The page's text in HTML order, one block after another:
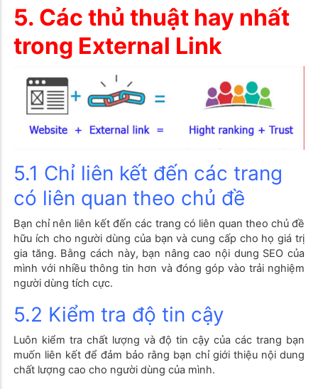
5. Các thủ thuật hay nhất
trong External Link
5.1 Chỉ liên kết đến các trang
có liên quan theo chủ đề
Bạn chỉ nên liên kết đến các trang có liên quan theo chủ đề
hữu ích cho người dùng của bạn và cung cấp cho họ giá trị
gia tăng. Bằng cách này, bạn nâng cao nội dung SEO của
mình với nhiều thông tin hơn và đóng góp vào trải nghiệm
người dùng tích cực.
5.2 Kiểm tra độ tin cậy
Luôn kiểm tra chất lượng và độ tin cậy của các trang bạn
muốn liên kết để đảm bảo rằng bạn chỉ giới thiệu nội dung
chất lượng cao cho người dùng của mình.